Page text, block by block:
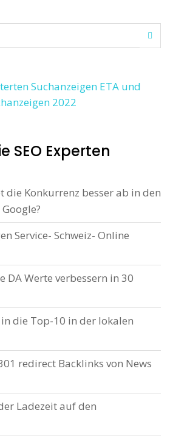
SEO Experten
die Konkurrenz besser ab in den
Service- Schweiz- Online
DA Werte verbessern in 30
die Top-10 in der lokalen
redirect Backlinks von News
Ladezeit auf den